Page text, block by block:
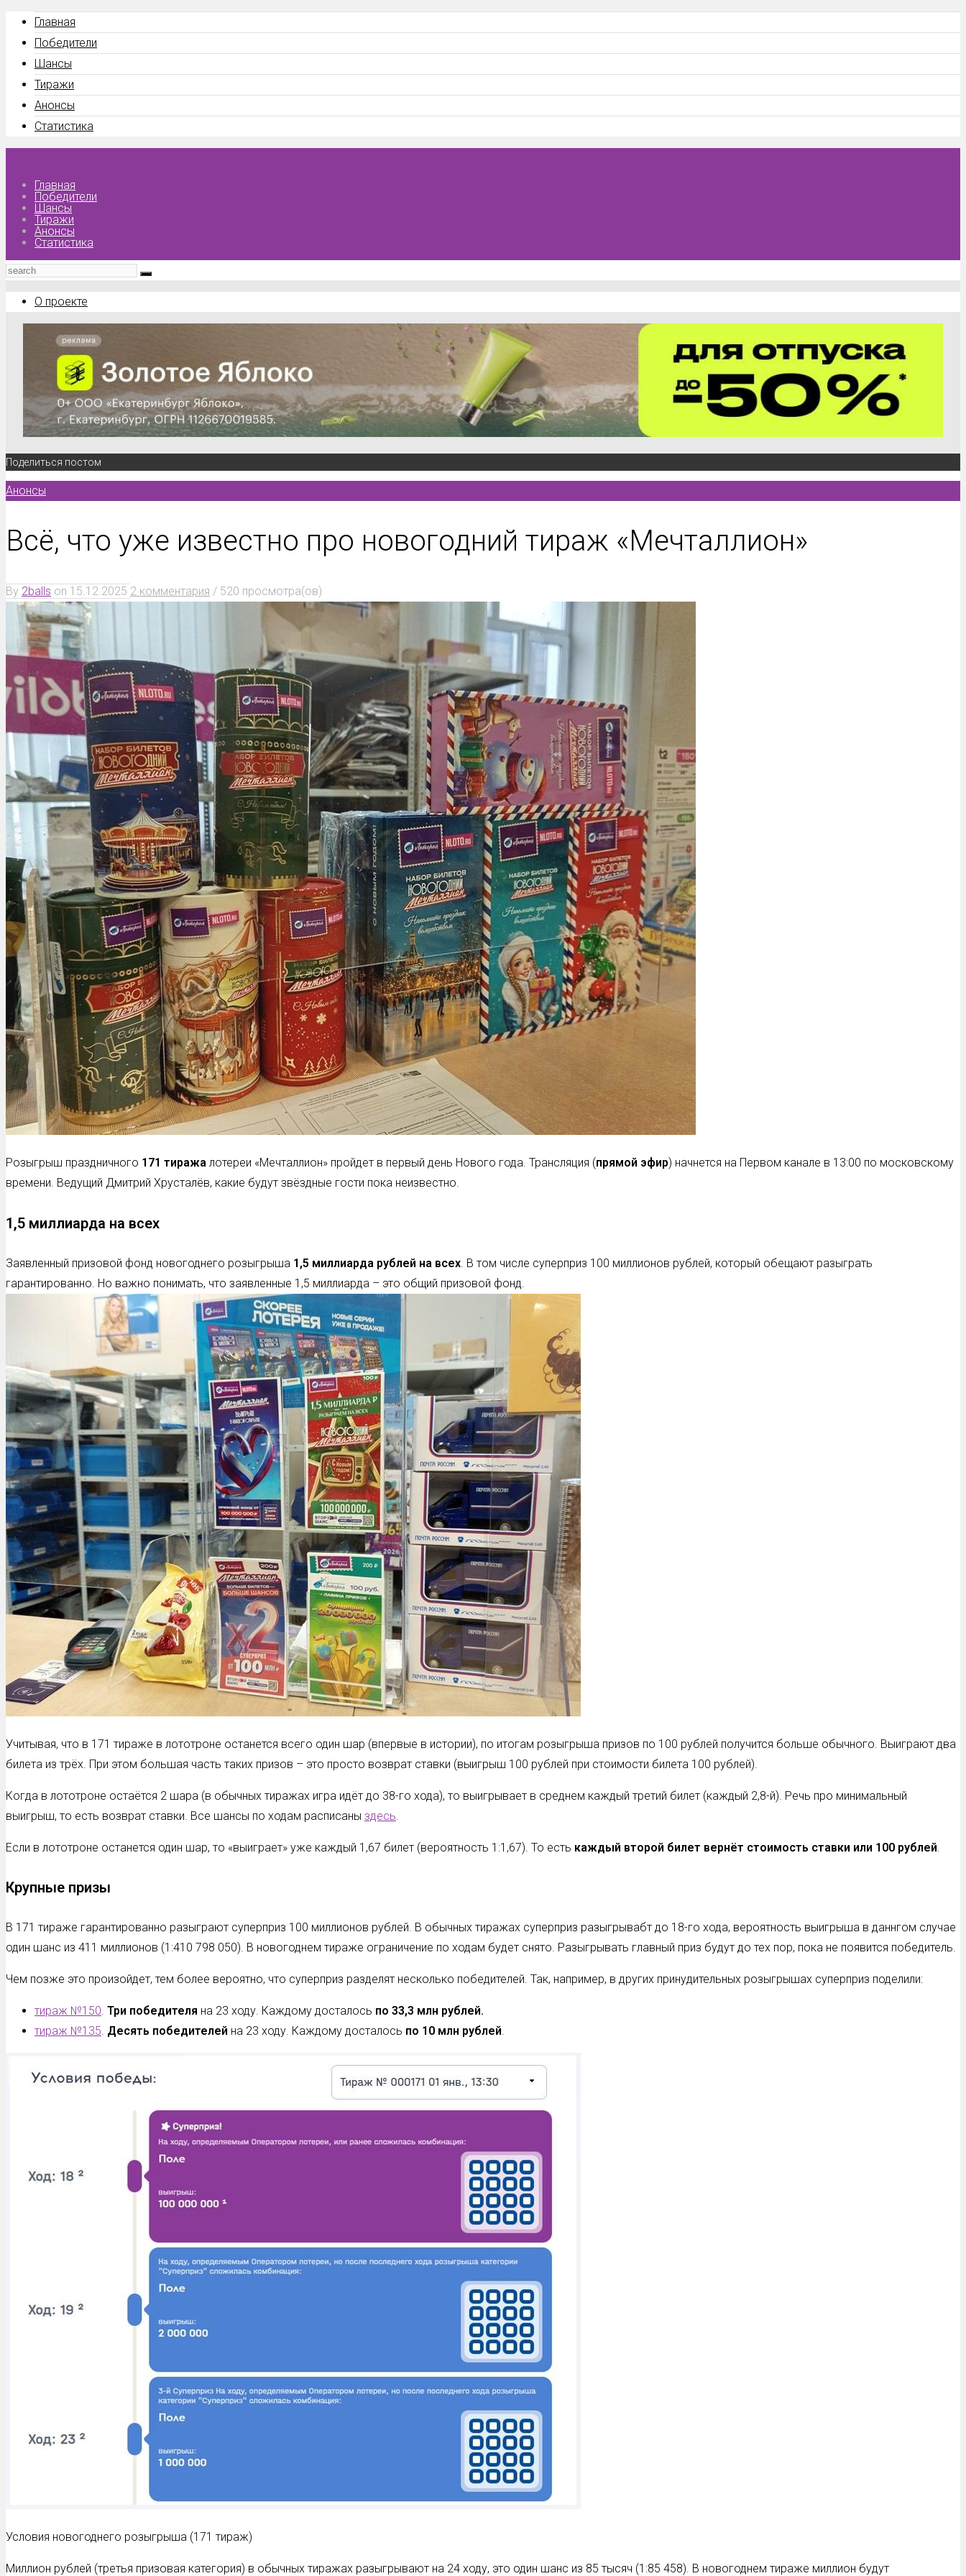
Главная
Победители
Шансы
Тиражи
Анонсы
Статистика
Главная
Победители
Шансы
Тиражи
Анонсы
Статистика
О проекте
Поделиться постом
Анонсы
Всё, что уже известно про новогодний тираж «Мечталлион»
By 2balls on 15.12.2025 2 комментария / 520 просмотра(ов)
Розыгрыш праздничного 171 тиража лотереи «Мечталлион» пройдет в первый день Нового года. Трансляция (прямой эфир) начнется на Первом канале в 13:00 по московскому
времени. Ведущий Дмитрий Хрусталёв, какие будут звёздные гости пока неизвестно.
1,5 миллиарда на всех
Заявленный призовой фонд новогоднего розыгрыша 1,5 миллиарда рублей на всех . В том числе суперприз 100 миллионов рублей, который обещают разыграть
гарантированно. Но важно понимать, что заявленные 1,5 миллиарда – это общий призовой фонд.
Учитывая, что в 171 тираже в лототроне останется всего один шар (впервые в истории), по итогам розыгрыша призов по 100 рублей получится больше обычного. Выиграют два
билета из трёх. При этом большая часть таких призов – это просто возврат ставки (выигрыш 100 рублей при стоимости билета 100 рублей).
Когда в лототроне остаётся 2 шара (в обычных тиражах игра идёт до 38-го хода), то выигрывает в среднем каждый третий билет (каждый 2,8-й). Речь про минимальный
выигрыш, то есть возврат ставки. Все шансы по ходам расписаны здесь
Если в лототроне останется один шар, то «выиграет» уже каждый 1,67 билет (вероятность 1:1,67). То есть каждый второй билет вернёт стоимость ставки или 100 рублей
Крупные призы
В 171 тираже гарантированно разыграют суперприз 100 миллионов рублей. В обычных тиражах суперприз разыгрывабт до 18-го хода, вероятность выигрыша в даннгом случае
один шанс из 411 миллионов (1:410 798 050). В новогоднем тираже ограничение по ходам будет снято. Разыгрывать главный приз будут до тех пор, пока не появится победитель.
Чем позже это произойдет, тем более вероятно, что суперприз разделят несколько победителей. Так, например, в других принудительных розыгрышах суперприз поделили:
тираж №150 Три победителя на 23 ходу. Каждому досталось по 33,3 млн рублей.
тираж №135 Десять победителей на 23 ходу. Каждому досталось по 10 млн рублей
Условия новогоднего розыгрыша (171 тираж)
Миллион рублей (третья призовая категория) в обычных тиражах разыгрывают на 24 ходу, это один шанс из 85 тысяч (1:85 458). В новогоднем тираже миллион будут